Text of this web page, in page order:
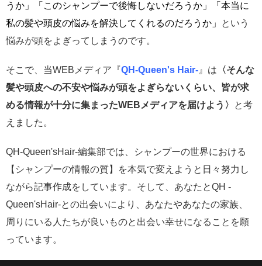
うか」
「このシャンプーで後悔しないだろうか」「本当に
私の髪や頭皮の悩みを解決してくれるのだろうか」
という
悩みが頭をよぎってしまうのです。
そこで、当WEBメディア『QH-Queen's Hair- 』は 〈そんな
髪や頭皮への不安や悩みが頭をよぎらないくらい、皆が求
める情報が十分に集まったWEBメディアを届けよう〉
と考
えました。
QH-Queen'sHair-編集部では、シャンプーの世界における
【シャンプーの情報の質】を本気で変えようと日々努力し
ながら記事作成をしています。そして、あなたとQH -
Queen'sHair-との出会いにより、あなたやあなたの家族、
周りにいる人たちが良いものと出会い幸せになることを願
っています。